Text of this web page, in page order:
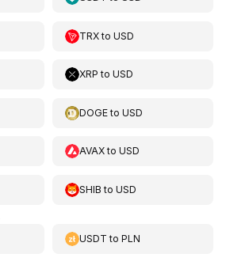
TRXtoUSD
XRP toUSD
DOGEtoUSD
AVAXtoUSD
SHIB toUSD
USDT toPLN